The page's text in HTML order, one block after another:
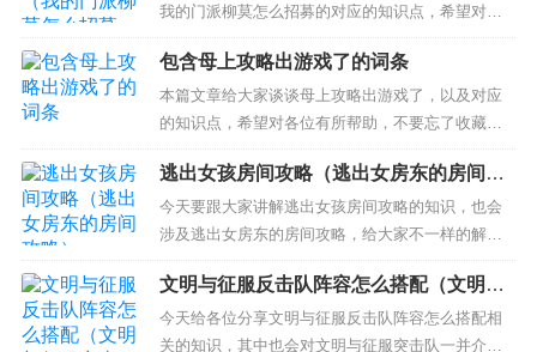
么逆袭，变漂亮除整容 丑女应该如何逆袭高富帅？
1、...
我的门派柳莫怎么招募的对应的知识点，希望对各
位有所帮助，不要忘了收藏本站喔。 本文目录一
览： 1、我的门派美酒怎么得 2、我的门派邪修弟子
可以招募吗 3、我的门派藏宝图精英火麒麟怎么打
我的门派美酒怎么得 1、在我的门派页面左下角处，
点击“世界”...
包含母上攻略出游戏了的词条
本篇文章给大家谈谈母上攻略出游戏了，以及对应
的知识点，希望对各位有所帮助，不要忘了收藏本
站喔。 本文目录一览： 1、母上攻略游戏CG怎么看
2、母上攻略3.0安卓哪里 3、母上大人0.12攻略第5
个人在那 4、韩国手游黄油有哪些 5、母上攻略手游
怎么样玩? 母上攻略游戏CG怎么看...
逃出女孩房间攻略（逃出女房东的房间攻
略）
今天要跟大家讲解逃出女孩房间攻略的知识，也会
涉及逃出女房东的房间攻略，给大家不一样的解决
方案！ 本文目录一览： 1、最终幻想8pc 攻略 2、
仙剑1的攻略谁有? 3、哪位大哥有的攻略啊,跪求了!
4、仙剑一攻略详细 5、找仙剑奇侠传3攻略 6、仙剑
3的攻略 最终幻想8pc 攻略...
文明与征服反击队阵容怎么搭配（文明与
征服突击队）
今天给各位分享文明与征服反击队阵容怎么搭配相
关的知识，其中也会对文明与征服突击队一并介